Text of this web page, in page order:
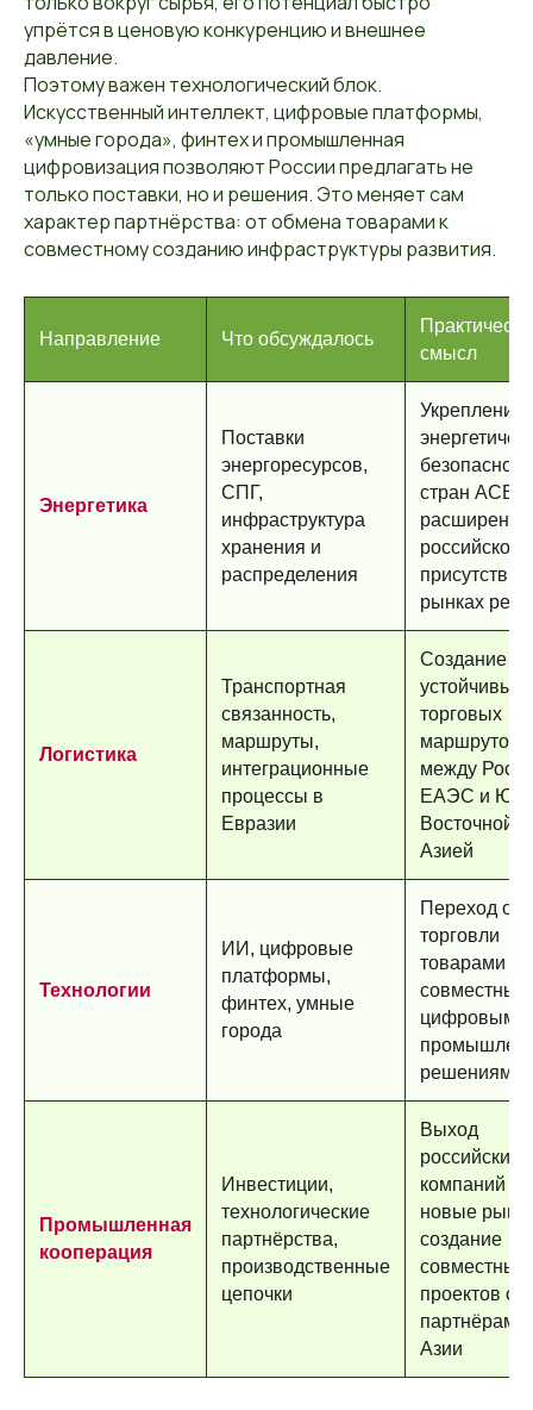
упрётся в ценовую конкуренцию и внешнее
давление.
Поэтому важен технологический блок.
Искусственный интеллект, цифровые платформы,
«умные города», финтех и промышленная
цифровизация позволяют России предлагать не
только поставки, но и решения. Это меняет сам
характер партнёрства: от обмена товарами к
совместному созданию инфраструктуры развития.
Направление Что обсуждалось
смысл
Энергетика
Поставки
энергоресурсов,
СПГ,
инфраструктура
хранения и
распределения
Укрепление
стран
расширение
российского
рынках
Логистика
Транспортная
связанность,
маршруты,
интеграционные
процессы в
Евразии
Создание
устойчивых
торговых
маршрутов
между
ЕАЭС и
Восточной
Азией
Технологии
ИИ, цифровые
платформы,
финтех, умные
города
Переход от
торговли
товарами к
совместным
цифровым и
решениям
Промышленная
кооперация
Инвестиции,
технологические
партнёрства,
производственные
цепочки
Выход
российских
компаний на
новые
создание
совместных
проектов с
партнёрами
Азии